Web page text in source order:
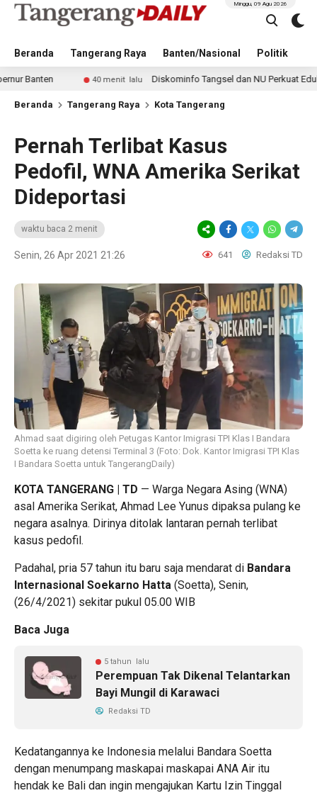
Beranda Tangerang Raya Banten/Nasional Politik
Minggu, 09 Agu 2026
40 menit lalu Diskominfo Tangsel dan NU Perkuat Edukasi
Beranda Tangerang Raya Kota Tangerang
Pernah Terlibat Kasus
Pedofil, WNA Amerika Serikat
Dideportasi
waktu baca 2 menit
Senin, 26 Apr 2021 21:26 641 Redaksi TD
Ahmad saat digiring oleh Petugas Kantor Imigrasi TPI Klas I Bandara
Soetta ke ruang detensi Terminal 3 (Foto: Dok. Kantor Imigrasi TPI Klas
I Bandara Soetta untuk TangerangDaily)
KOTA TANGERANG | TD — Warga Negara Asing (WNA)
asal Amerika Serikat, Ahmad Lee Yunus dipaksa pulang ke
negara asalnya. Dirinya ditolak lantaran pernah terlibat
kasus pedofil.
Padahal, pria 57 tahun itu baru saja mendarat di Bandara
Internasional Soekarno Hatta (Soetta), Senin,
(26/4/2021) sekitar pukul 05.00 WIB
Baca Juga
5 tahun lalu
Perempuan Tak Dikenal Telantarkan
Bayi Mungil di Karawaci
Redaksi TD
Kedatangannya ke Indonesia melalui Bandara Soetta
dengan menumpang maskapai maskapai ANA Air itu
hendak ke Bali dan ingin mengajukan Kartu Izin Tinggal